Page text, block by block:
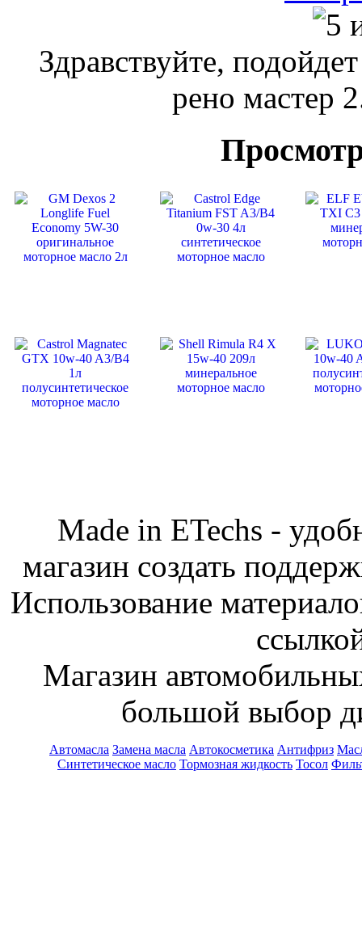
Здравствуйте,
рено мастер
Made in ETechs -
магазин создать
Использование
Магазин
большой выбор
Автомасла Замена масла Автокосметика Антифриз
Синтетическое масло Тормозная жидкость Тосол